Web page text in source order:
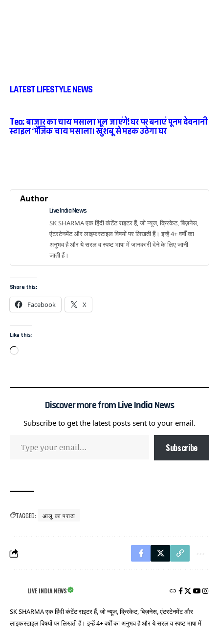
LATEST LIFESTYLE NEWS
Tea: बाजार का चाय मसाला भूल जाएंगे! घर पर बनाएं पूनम देवनानी
स्टाइल ‘मैजिक चाय मसाला। खुशबू से महक उठेगा घर
Author
Live India News
SK SHARMA एक हिंदी कंटेंट राइटर हैं, जो न्यूज, क्रिकेट, बिज़नेस,
एंटरटेनमेंट और लाइफस्टाइल विषयों पर लिखती हैं। इन्हें 4+ वर्षों का
अनुभव है और ये सरल व स्पष्ट भाषा में जानकारी देने के लिए जानी
जाती हैं।
Share this:
Facebook X
Like this:
Discover more from Live India News
Subscribe to get the latest posts sent to your email.
Subscribe
TAGGED: आलू का पराठा
LIVE INDIA NEWS
SK SHARMA एक हिंदी कंटेंट राइटर हैं, जो न्यूज, क्रिकेट, बिज़नेस, एंटरटेनमेंट और
लाइफस्टाइल विषयों पर लिखती हैं। इन्हें 4+ वर्षों का अनुभव है और ये सरल व स्पष्ट भाषा में